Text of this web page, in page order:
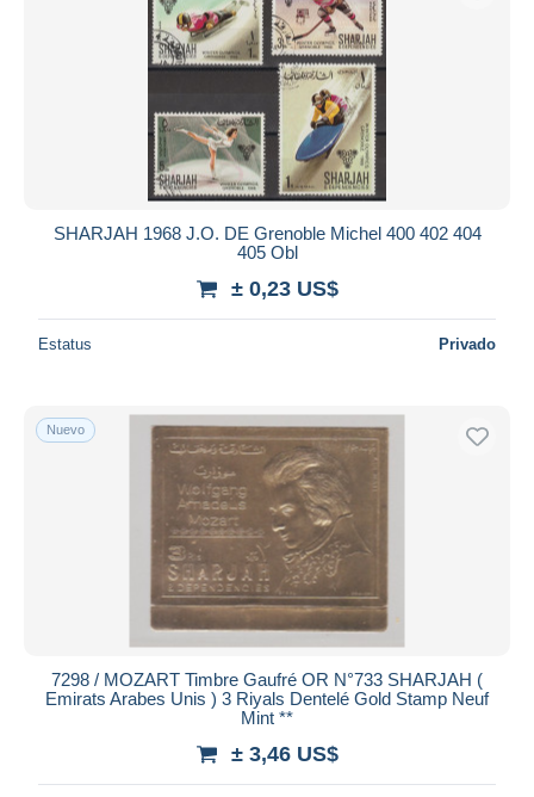
SHARJAH 1968 J.O. DE Grenoble Michel 400 402 404
405 Obl
± 0,23 US$
Estatus Privado
Nuevo
7298 / MOZART Timbre Gaufré OR N°733 SHARJAH (
Emirats Arabes Unis ) 3 Riyals Dentelé Gold Stamp Neuf
Mint **
± 3,46 US$